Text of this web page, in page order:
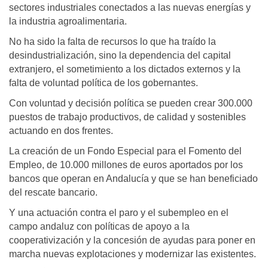
sectores industriales conectados a las nuevas energías y
la industria agroalimentaria.
No ha sido la falta de recursos lo que ha traído la
desindustrialización, sino la dependencia del capital
extranjero, el sometimiento a los dictados externos y la
falta de voluntad política de los gobernantes.
Con voluntad y decisión política se pueden crear 300.000
puestos de trabajo productivos, de calidad y sostenibles
actuando en dos frentes.
La creación de un Fondo Especial para el Fomento del
Empleo, de 10.000 millones de euros aportados por los
bancos que operan en Andalucía y que se han beneficiado
del rescate bancario.
Y una actuación contra el paro y el subempleo en el
campo andaluz con políticas de apoyo a la
cooperativización y la concesión de ayudas para poner en
marcha nuevas explotaciones y modernizar las existentes.